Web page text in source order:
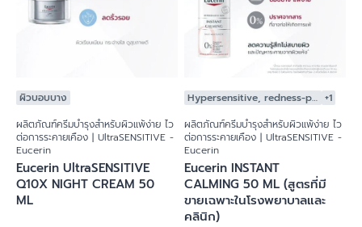
ผิวบอบบาง
ผลิตภัณฑ์ครีมบำรุงสำหรับผิวแพ้ง่าย ไว
ต่อการระคายเคือง | UltraSENSITIVE -
Eucerin
Eucerin UltraSENSITIVE
Q10X NIGHT CREAM 50
ML
Hypersensitive, redness-prone skin +1
ผลิตภัณฑ์ครีมบำรุงสำหรับผิวแพ้ง่าย ไว
ต่อการระคายเคือง | UltraSENSITIVE -
Eucerin
Eucerin INSTANT
CALMING 50 ML (สูตรที่มี
ขายเฉพาะในโรงพยาบาลและ
คลินิก)